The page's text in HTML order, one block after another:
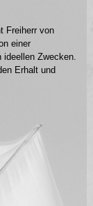
Freiherr von
einer
Zwecken.
Erhalt und